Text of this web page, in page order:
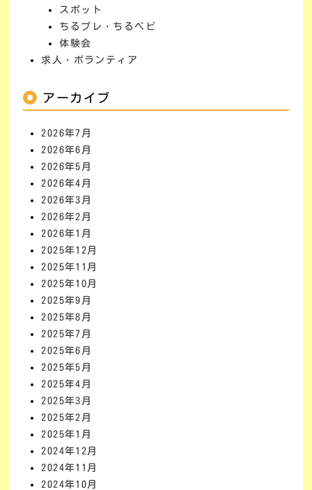
スポット
ちるプレ・ちるベビ
体験会
求人・ボランティア
アーカイブ
2026年7月
2026年6月
2026年5月
2026年4月
2026年3月
2026年2月
2026年1月
2025年12月
2025年11月
2025年10月
2025年9月
2025年8月
2025年7月
2025年6月
2025年5月
2025年4月
2025年3月
2025年2月
2025年1月
2024年12月
2024年11月
2024年10月